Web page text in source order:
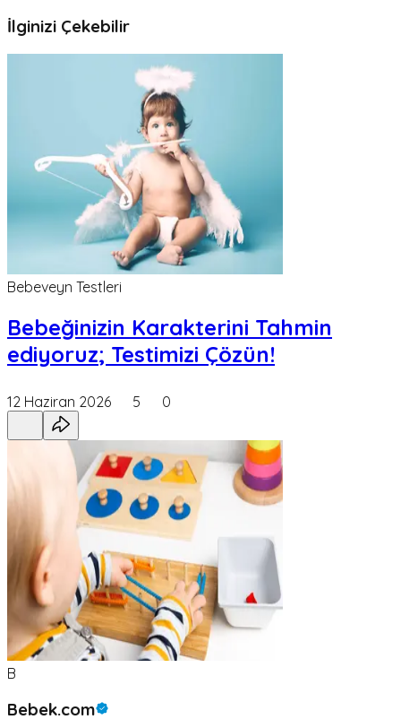
İlginizi Çekebilir
Bebeveyn Testleri
Bebeğinizin Karakterini Tahmin
ediyoruz; Testimizi Çözün!
12 Haziran 2026 5 0
B
Bebek.com